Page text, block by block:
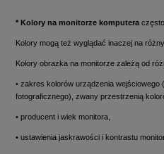
* Kolory na monitorze komputera
Kolory mogą też wyglądać inaczej na
Kolory obrazka na monitorze zależą od
• zakres kolorów urządzenia wejściowego
fotograficznego), zwany przestrzenią
• producent i wiek monitora,
• ustawienia jaskrawości i kontrastu